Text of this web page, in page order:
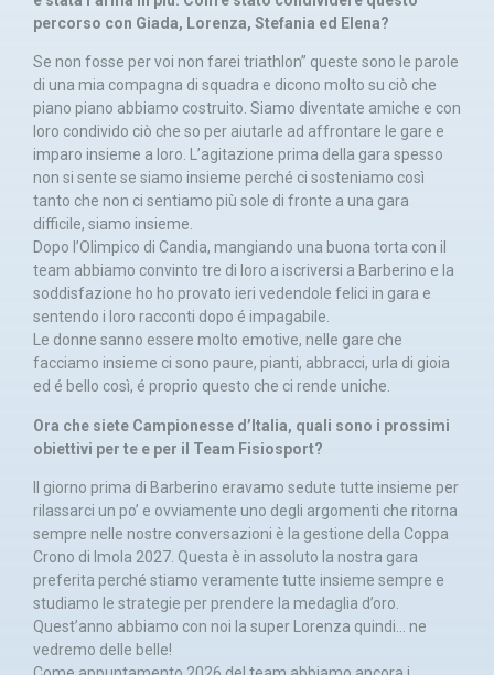
percorso con Giada, Lorenza, Stefania ed Elena?
Se non fosse per voi non farei triathlon” queste sono le parole
di una mia compagna di squadra e dicono molto su ciò che
piano piano abbiamo costruito. Siamo diventate amiche e con
loro condivido ciò che so per aiutarle ad affrontare le gare e
imparo insieme a loro. L’agitazione prima della gara spesso
non si sente se siamo insieme perché ci sosteniamo così
tanto che non ci sentiamo più sole di fronte a una gara
difficile, siamo insieme.
Dopo l’Olimpico di Candia, mangiando una buona torta con il
team abbiamo convinto tre di loro a iscriversi a Barberino e la
soddisfazione ho ho provato ieri vedendole felici in gara e
sentendo i loro racconti dopo é impagabile.
Le donne sanno essere molto emotive, nelle gare che
facciamo insieme ci sono paure, pianti, abbracci, urla di gioia
ed é bello così, é proprio questo che ci rende uniche.
Ora che siete Campionesse d’Italia, quali sono i prossimi
obiettivi per te e per il Team Fisiosport?
Il giorno prima di Barberino eravamo sedute tutte insieme per
rilassarci un po’ e ovviamente uno degli argomenti che ritorna
sempre nelle nostre conversazioni è la gestione della Coppa
Crono di Imola 2027. Questa è in assoluto la nostra gara
preferita perché stiamo veramente tutte insieme sempre e
studiamo le strategie per prendere la medaglia d’oro.
Quest’anno abbiamo con noi la super Lorenza quindi… ne
vedremo delle belle!